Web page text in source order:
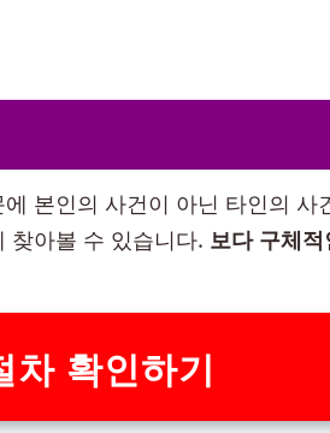
본인의 사건이 아닌 타인의 사
찾아볼 수 있습니다. 보다 구체
차 확인하기